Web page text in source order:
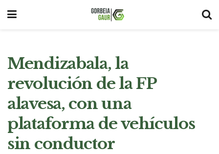
Mendizabala, la
revolución de la FP
alavesa, con una
plataforma de vehículos
sin conductor